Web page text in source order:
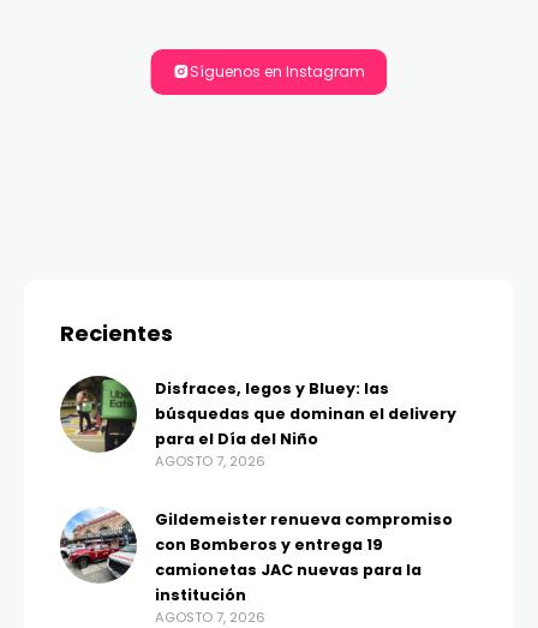
Síguenos en Instagram
Recientes
Disfraces, legos y Bluey: las
búsquedas que dominan el delivery
para el Día del Niño
AGOSTO 7, 2026
Gildemeister renueva compromiso
con Bomberos y entrega 19
camionetas JAC nuevas para la
institución
AGOSTO 7, 2026